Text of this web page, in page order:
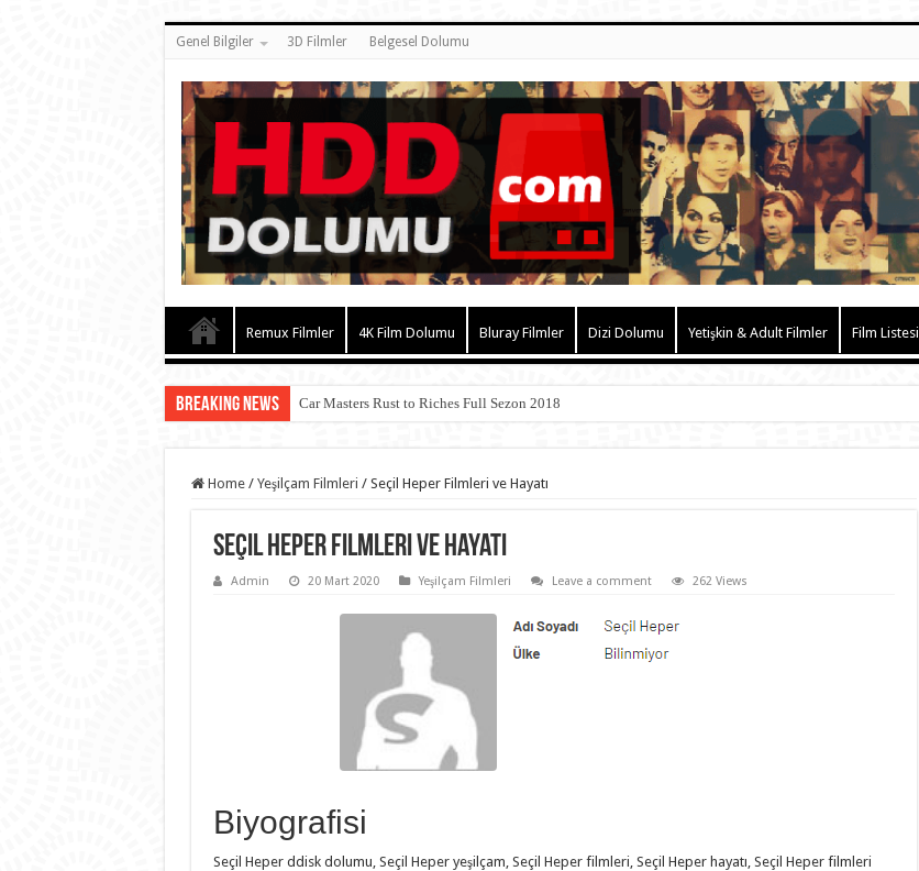
Genel Bilgiler 3D Filmler Belgesel Dolumu
Remux Filmler 4K Film Dolumu Bluray Filmler Dizi Dolumu Yetişkin & Adult Filmler Film Listesi
Breaking News Car Masters Rust to Riches Full Sezon 2018
Home / Yeşilçam Filmleri / Seçil Heper Filmleri ve Hayatı
Seçil Heper Filmleri ve Hayatı
Admin 20 Mart 2020 Yeşilçam Filmleri Leave a comment 262 Views
Biyografisi
Seçil Heper ddisk dolumu, Seçil Heper yeşilçam, Seçil Heper filmleri, Seçil Heper hayatı, Seçil Heper filmleri